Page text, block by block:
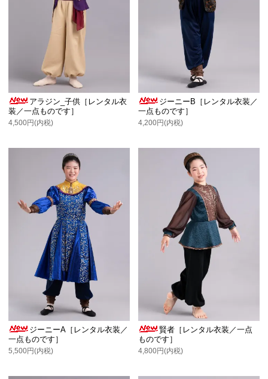
アラジン_子供［レンタル衣
装／一点ものです］
4,500円(内税)
ジーニーB［レンタル衣装／
一点ものです］
4,200円(内税)
ジーニーA［レンタル衣装／
一点ものです］
5,500円(内税)
賢者［レンタル衣装／一点
ものです］
4,800円(内税)